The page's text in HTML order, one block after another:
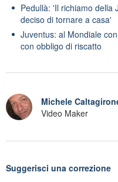
Pedullà: 'Il richiamo della
deciso di tornare a casa'
Juventus: al Mondiale
con obbligo di riscatto
Michele
Video Maker
Suggerisci una correzione